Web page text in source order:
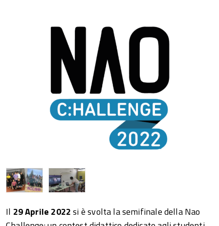
Il 29 Aprile 2022si è svolta la semifinale della Nao